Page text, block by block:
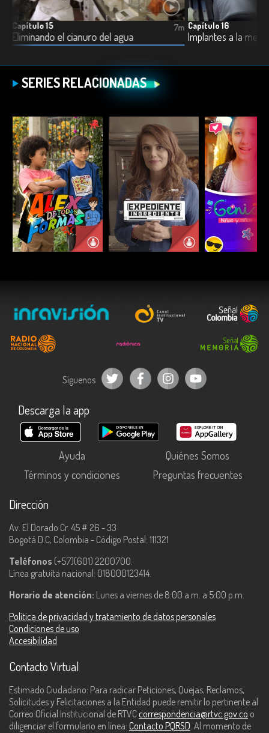
Capítulo 15
Eliminando el cianuro del agua
7m Capítulo 16
Implantes a la
SERIES RELACIONADAS
ESCUCHAR ESCUCHAR
Síguenos
Descarga la app
Ayuda
Quiénes Somos
Términos y condiciones
Preguntas frecuentes
Dirección
Av. El Dorado Cr. 45 # 26 - 33
Bogotá D.C, Colombia - Código Postal: 111321
Teléfonos (+57)(601) 2200700.
Línea gratuita nacional: 018000123414.
Horario de atención: Lunes a viernes de 8:00 a.m. a 5:00 p.m.
Política de privacidad y tratamiento de datos personales
Condiciones de uso
Accesibilidad
Contacto Virtual
Estimado Ciudadano: Para radicar Peticiones, Quejas, Reclamos,
Solicitudes y Felicitaciones a la Entidad puede remitir lo pertinente al
Correo Oficial Institucional de RTVC correspondencia@rtvc.gov.co o
diligenciar el formulario en línea: Contacto PQRSD. Al momento de